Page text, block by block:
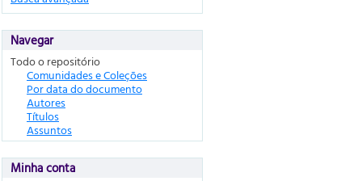
Navegar
Todo o repositório
Comunidades e Coleções
Por data do documento
Autores
Títulos
Assuntos
Minha conta